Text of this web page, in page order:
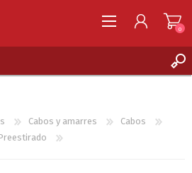
0
Cabos y amarres
Cabos